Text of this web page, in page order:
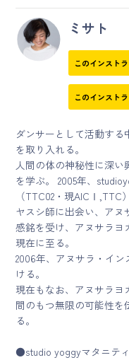
ミサト
このインスト
このインスト
ダンサーとして活動す
を取り入れる。
人間の体の神秘性に深
を学ぶ。 2005年、
（TTC02・現AICⅠ,TTC
ヤスシ師に出会い、アヌ
感銘を受け、アヌサラヨ
現在に至る。
2006年、アヌサラ・イ
ける。
現在もなお、アヌサラヨ
間のもつ無限の可能性を
る。
●studio yoggyマタニテ